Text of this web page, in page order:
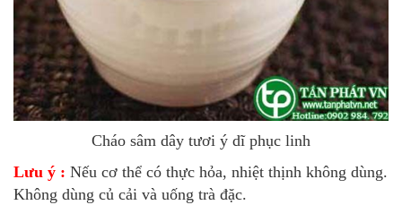
Cháo sâm dây tươi ý dĩ phục linh
Lưu ý : Nếu cơ thể có thực hỏa, nhiệt thịnh không dùng.
Không dùng củ cải và uống trà đặc.